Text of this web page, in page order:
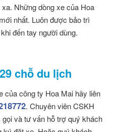
Những dòng xe của Hoa
nhất. Luôn được bảo trì
đến tay người dùng.
chỗ du lịch
của công ty Hoa Mai hãy liên
. Chuyên viên CSKH
và tư vấn hỗ trợ quý khách